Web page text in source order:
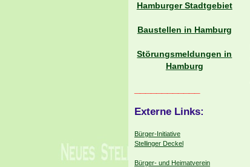
Hamburger Stadtgebiet
Baustellen in Hamburg
Störungsmeldungen in
Hamburg
Externe Links:
Bürger-Initiative
Stellinger Deckel
Bürger- und Heimatverein